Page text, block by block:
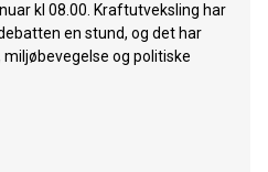
kl 08.00. Kraftutveksling har
en stund, og det har
og politiske